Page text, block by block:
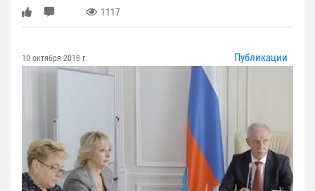
1117
10 октября 2018 г. Публикации